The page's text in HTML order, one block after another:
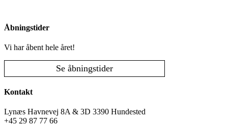
Åbningstider
Vi har åbent hele året!
Se åbningstider
Kontakt
Lynæs Havnevej 8A & 3D 3390 Hundested
+45 29 87 77 66